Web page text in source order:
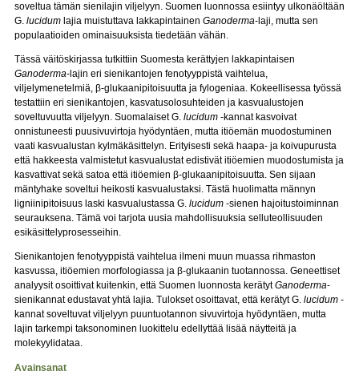
soveltua tämän sienilajin viljelyyn. Suomen luonnossa esiintyy ulkonäöltään
G. lucidum lajia muistuttava lakkapintainen Ganoderma-laji, mutta sen
populaatioiden ominaisuuksista tiedetään vähän.
Tässä väitöskirjassa tutkittiin Suomesta kerättyjen lakkapintaisen
Ganoderma-lajin eri sienikantojen fenotyyppistä vaihtelua,
viljelymenetelmiä, β-glukaanipitoisuutta ja fylogeniaa. Kokeellisessa työssä
testattiin eri sienikantojen, kasvatusolosuhteiden ja kasvualustojen
soveltuvuutta viljelyyn. Suomalaiset G. lucidum -kannat kasvoivat
onnistuneesti puusivuvirtoja hyödyntäen, mutta itiöemän muodostuminen
vaati kasvualustan kylmäkäsittelyn. Erityisesti sekä haapa- ja koivupurusta
että hakkeesta valmistetut kasvualustat edistivät itiöemien muodostumista ja
kasvattivat sekä satoa että itiöemien β-glukaanipitoisuutta. Sen sijaan
mäntyhake soveltui heikosti kasvualustaksi. Tästä huolimatta männyn
ligniinipitoisuus laski kasvualustassa G. lucidum -sienen hajoitustoiminnan
seurauksena. Tämä voi tarjota uusia mahdollisuuksia selluteollisuuden
esikäsittelyprosesseihin.
Sienikantojen fenotyyppistä vaihtelua ilmeni muun muassa rihmaston
kasvussa, itiöemien morfologiassa ja β-glukaanin tuotannossa. Geneettiset
analyysit osoittivat kuitenkin, että Suomen luonnosta kerätytGanoderma-
sienikannat edustavat yhtä lajia. Tulokset osoittavat, että kerätyt G. lucidum -
kannat soveltuvat viljelyyn puuntuotannon sivuvirtoja hyödyntäen, mutta
lajin tarkempi taksonominen luokittelu edellyttää lisää näytteitä ja
molekyylidataa.
Avainsanat